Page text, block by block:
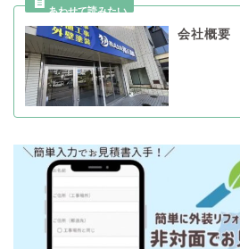
会社概要